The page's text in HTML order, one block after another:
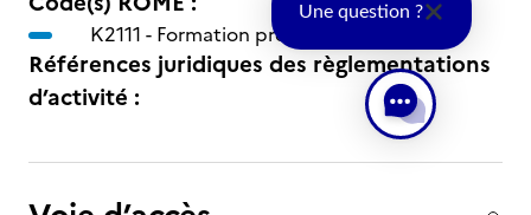
K2111 - Formation professionnelle
Références juridiques des règlementations
d’activité :
Une question ?